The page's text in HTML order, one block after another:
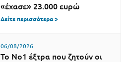
«έχασε» 23.000 ευρώ
Δείτε περισσότερα >
06/08/2026
Το Νο1 έξτρα που ζητούν οι